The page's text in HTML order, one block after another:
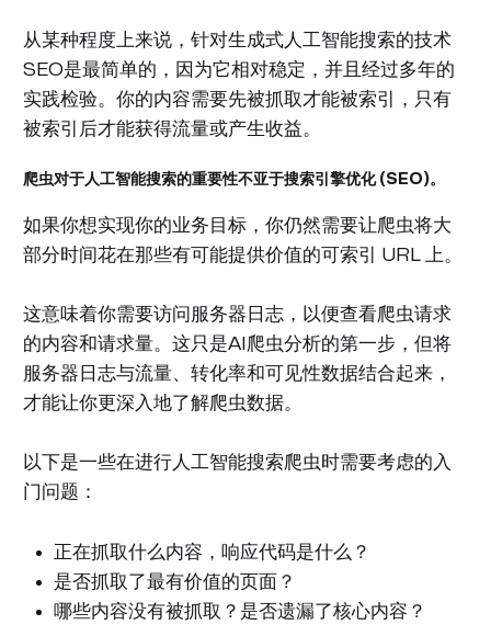
从某种程度上来说，针对生成式人工智能搜索的技术
SEO是最简单的，因为它相对稳定，并且经过多年的
实践检验。你的内容需要先被抓取才能被索引，只有
被索引后才能获得流量或产生收益。
爬虫对于人工智能搜索的重要性不亚于搜索引擎优化 (SEO)。
如果你想实现你的业务目标，你仍然需要让爬虫将大
部分时间花在那些有可能提供价值的可索引 URL 上。
这意味着你需要访问服务器日志，以便查看爬虫请求
的内容和请求量。这只是AI爬虫分析的第一步，但将
服务器日志与流量、转化率和可见性数据结合起来，
才能让你更深入地了解爬虫数据。
以下是一些在进行人工智能搜索爬虫时需要考虑的入
门问题：
正在抓取什么内容，响应代码是什么？
是否抓取了最有价值的页面？
哪些内容没有被抓取？是否遗漏了核心内容？